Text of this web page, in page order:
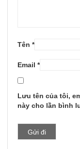
Tên *
Email *
Lưu tên của tôi,
này cho lần bình